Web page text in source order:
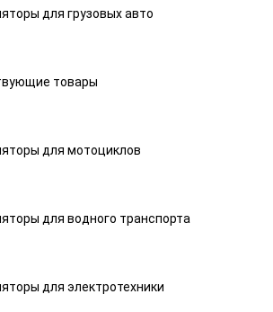
для грузовых авто
товары
для мотоциклов
для водного транспорта
для электротехники